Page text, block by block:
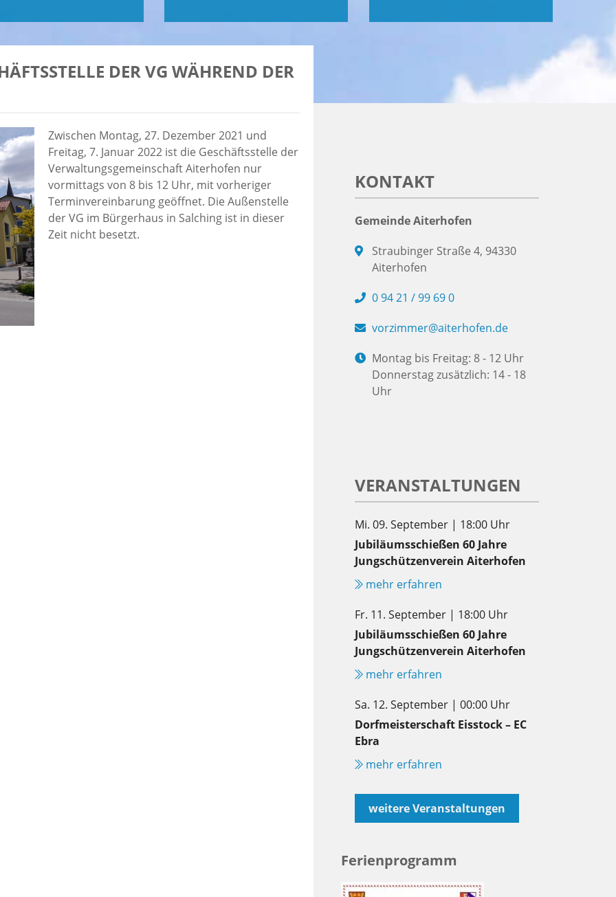
DER VG WÄHREND DER
Zwischen Montag, 27. Dezember 2021 und
Freitag, 7. Januar 2022 ist die Geschäftsstelle der
Verwaltungsgemeinschaft Aiterhofen nur
vormittags von 8 bis 12 Uhr, mit vorheriger
Terminvereinbarung geöffnet. Die Außenstelle
der VG im Bürgerhaus in Salching ist in dieser
Zeit nicht besetzt.
KONTAKT
Gemeinde Aiterhofen
Straubinger Straße 4, 94330
Aiterhofen
0 94 21 / 99 69 0
vorzimmer@aiterhofen.de
Montag bis Freitag: 8 - 12 Uhr
Donnerstag zusätzlich: 14 - 18
Uhr
VERANSTALTUNGEN
Mi. 09. September | 18:00 Uhr
Jubiläumsschießen 60 Jahre
Jungschützenverein Aiterhofen
mehr erfahren
Fr. 11. September | 18:00 Uhr
Jubiläumsschießen 60 Jahre
Jungschützenverein Aiterhofen
mehr erfahren
Sa. 12. September | 00:00 Uhr
Dorfmeisterschaft Eisstock – EC
Ebra
mehr erfahren
weitere Veranstaltungen
Ferienprogramm